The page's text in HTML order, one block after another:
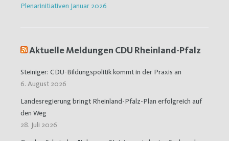
Plenarinitiativen Januar 2026
Aktuelle Meldungen CDU Rheinland-Pfalz
Steiniger: CDU-Bildungspolitik kommt in der Praxis an
6. August 2026
Landesregierung bringt Rheinland-Pfalz-Plan erfolgreich auf
den Weg
28. Juli 2026